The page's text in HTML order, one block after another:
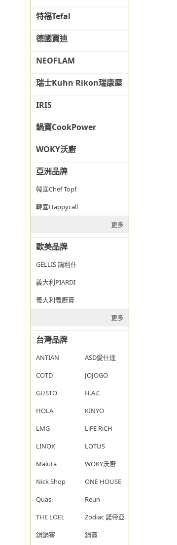
特福Tefal
德國寶迪
NEOFLAM
瑞士Kuhn Rikon瑞康屋
IRIS
鍋寶CookPower
WOKY沃廚
亞洲品牌
韓國Chef Topf
韓國Happycall
更多
歐美品牌
GELLIS 鵲利仕
義大利PIARDI
義大利義廚寶
更多
台灣品牌
ANTIAN
ASD愛仕達
COTD
JOJOGO
GUSTO
H.A.C
HOLA
KINYO
LMG
LiFE RiCH
LINOX
LOTUS
Maluta
WOKY沃廚
Nick Shop
ONE HOUSE
Quasi
Reun
THE LOEL
Zodiac 諾帝亞
鍋鍋窖
鍋寶